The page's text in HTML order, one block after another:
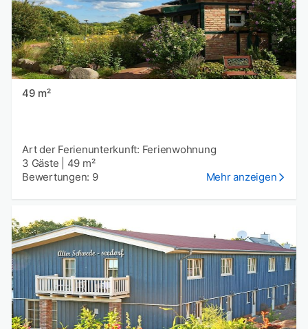
49 m²
Art der Ferienunterkunft: Ferienwohnung
3 Gäste
49 m²
Bewertungen: 9
Mehr anzeigen